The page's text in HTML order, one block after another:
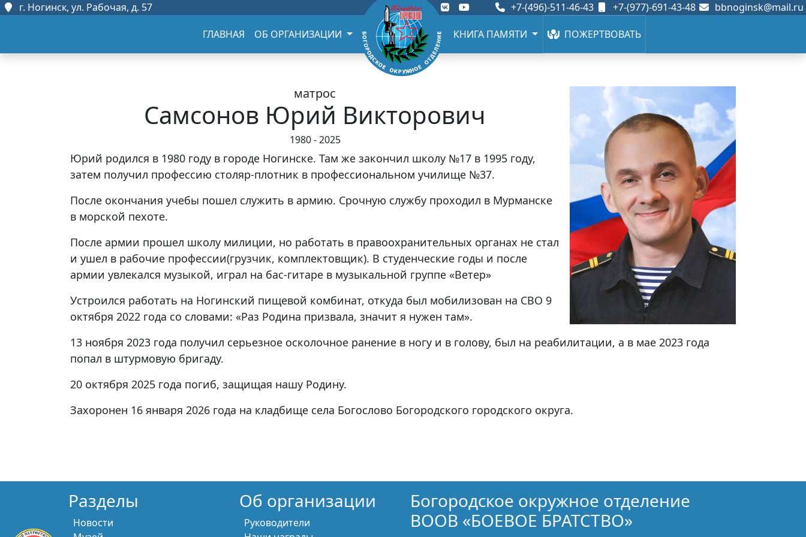
г. Ногинск, ул. Рабочая, д. 57 +7-(496)-511-46-43 +7-(977)-691-43-48 bbnoginsk@mail.ru
ГЛАВНАЯ ОБ ОРГАНИЗАЦИИ КНИГА ПАМЯТИ ПОЖЕРТВОВАТЬ
матрос
Самсонов Юрий Викторович
1980 - 2025
Юрий родился в 1980 году в городе Ногинске. Там же закончил школу №17 в 1995 году,
затем получил профессию столяр-плотник в профессиональном училище №37.
После окончания учебы пошел служить в армию. Срочную службу проходил в Мурманске
в морской пехоте.
После армии прошел школу милиции, но работать в правоохранительных органах не стал
и ушел в рабочие профессии(грузчик, комплектовщик). В студенческие годы и после
армии увлекался музыкой, играл на бас-гитаре в музыкальной группе «Ветер»
Устроился работать на Ногинский пищевой комбинат, откуда был мобилизован на СВО 9
октября 2022 года со словами: «Раз Родина призвала, значит я нужен там».
13 ноября 2023 года получил серьезное осколочное ранение в ногу и в голову, был на реабилитации, а в мае 2023 года
попал в штурмовую бригаду.
20 октября 2025 года погиб, защищая нашу Родину.
Захоронен 16 января 2026 года на кладбище села Богослово Богородского городского округа.
Разделы
Новости
Об организации
Руководители
Богородское окружное отделение
ВООВ «БОЕВОЕ БРАТСТВО»